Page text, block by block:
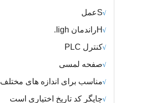
√
Sعمل
√
Hراندمان Iigh.
√کنترل PLC
√صفحه لمسی
√مناسب برای اندازه های مختلف
√چاپگر کد تاریخ اختیاری است